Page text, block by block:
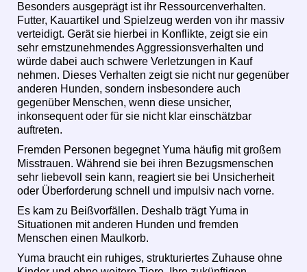
Besonders ausgeprägt ist ihr Ressourcenverhalten.
Futter, Kauartikel und Spielzeug werden von ihr massiv
verteidigt. Gerät sie hierbei in Konflikte, zeigt sie ein
sehr ernstzunehmendes Aggressionsverhalten und
würde dabei auch schwere Verletzungen in Kauf
nehmen. Dieses Verhalten zeigt sie nicht nur gegenüber
anderen Hunden, sondern insbesondere auch
gegenüber Menschen, wenn diese unsicher,
inkonsequent oder für sie nicht klar einschätzbar
auftreten.
Fremden Personen begegnet Yuma häufig mit großem
Misstrauen. Während sie bei ihren Bezugsmenschen
sehr liebevoll sein kann, reagiert sie bei Unsicherheit
oder Überforderung schnell und impulsiv nach vorne.
Es kam zu Beißvorfällen. Deshalb trägt Yuma in
Situationen mit anderen Hunden und fremden
Menschen einen Maulkorb.
Yuma braucht ein ruhiges, strukturiertes Zuhause ohne